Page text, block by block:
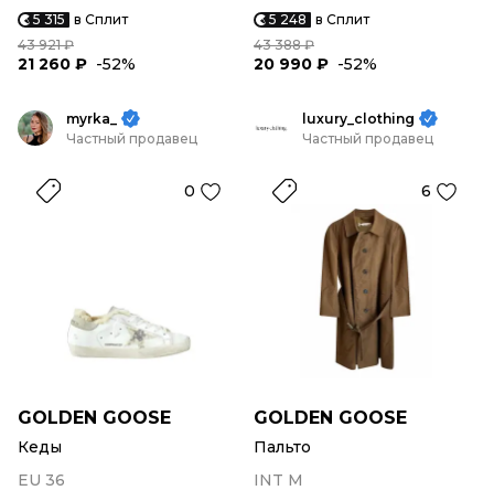
5 315 в Сплит
43 921 ₽
21 260 ₽ -52%
5 248 в Сплит
43 388 ₽
20 990 ₽ -52%
myrka_
Частный продавец
0
GOLDEN GOOSE
Кеды
EU 36
luxury_clothing
Частный продавец
6
GOLDEN GOOSE
Пальто
INT M